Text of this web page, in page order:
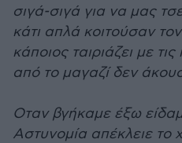
σιγά-σιγά για να μας
κάτι απλά κοιτούσαν
κάποιος ταιριάζει με
από το μαγαζί δεν
Οταν βγήκαμε έξω
Αστυνομία απέκλειε το